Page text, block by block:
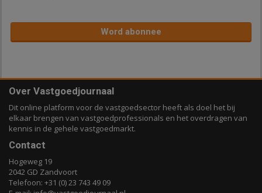
Word abonnee
Over Vastgoedjournaal
Dit online platform voor de vastgoedsector heeft als doel het bij
elkaar brengen van vastgoedprofessionals en het overdragen van
kennis in de gehele vastgoedmarkt.
Contact
Hogeweg 19
2042 GD Zandvoort
Telefoon: +31 (0) 23 743 49 09